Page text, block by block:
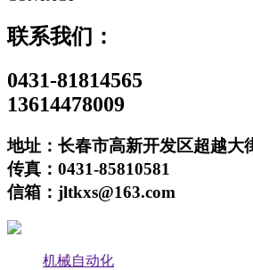
联系我们：
0431-81814565
13614478009
地址：长春市高新开发区超越大
传真：0431-85810581
信箱：jltkxs@163.com
机械自动化